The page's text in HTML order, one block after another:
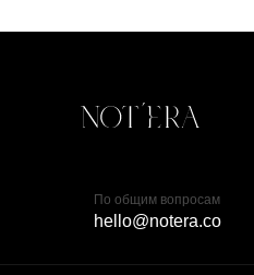
hello@notera.co
По общим вопросам